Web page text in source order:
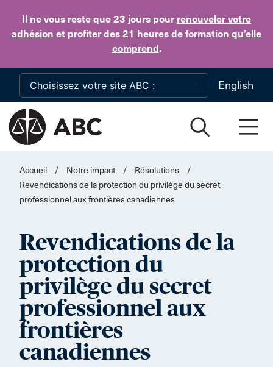
Il ne vous reste que 23 jours pour renouveler votre
adhésion et profiter des 21 heures de formation qu’elle
comprend.
Skip to main content
English
Accueil / Notre impact / Résolutions
/
Revendications de la protection du privilège du secret
professionnel aux frontières canadiennes
Revendications de la
protection du
privilège du secret
professionnel aux
frontières
canadiennes